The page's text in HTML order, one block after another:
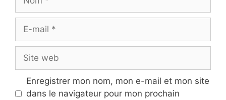
Site
web
Enregistrer mon nom, mon e-mail et mon site
dans le navigateur pour mon prochain